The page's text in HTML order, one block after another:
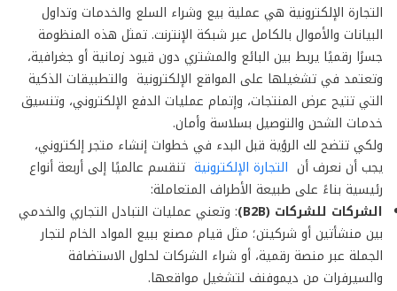
التجارة الإلكترونية هي عملية بيع وشراء السلع والخدمات وتداول
البيانات والأموال بالكامل عبر شبكة الإنترنت. تمثل هذه المنظومة
جسرًا رقميًا يربط بين البائع والمشتري دون قيود زمانية أو جغرافية،
وتعتمد في تشغيلها على المواقع الإلكترونية والتطبيقات الذكية
التي تتيح عرض المنتجات، وإتمام عمليات الدفع الإلكتروني، وتنسيق
خدمات الشحن والتوصيل بسلاسة وأمان.
ولكي تتضح لك الرؤية قبل البدء في خطوات إنشاء متجر إلكتروني،
يجب أن نعرف أن التجارة الإلكترونية تنقسم عالميًا إلى أربعة أنواع
رئيسية بناءً على طبيعة الأطراف المتعاملة:
الشركات للشركات (
B2B) : وتعني عمليات التبادل التجاري والخدمي
بين منشأتين أو شركيتن؛ مثل قيام مصنع ببيع المواد الخام لتجار
الجملة عبر منصة رقمية، أو شراء الشركات لحلول الاستضافة
والسيرفرات من ديموفنف لتشغيل مواقعها.